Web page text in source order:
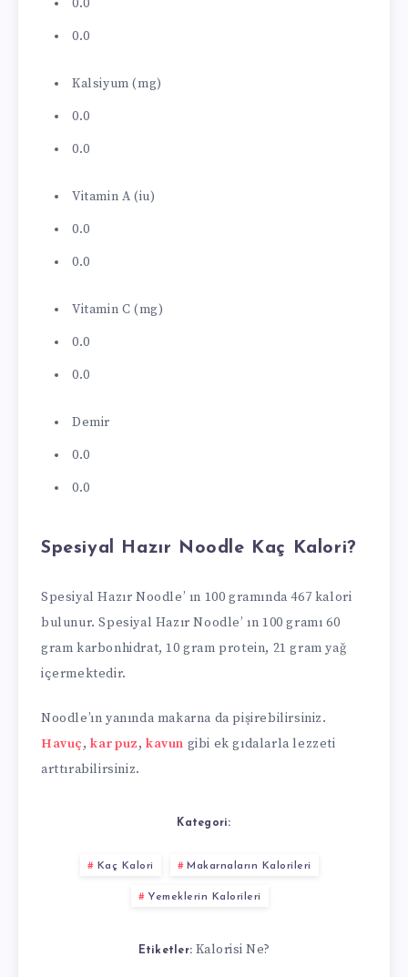
0.0
0.0
Kalsiyum (mg)
0.0
0.0
Vitamin A (iu)
0.0
0.0
Vitamin C (mg)
0.0
0.0
Demir
0.0
0.0
Spesiyal Hazır Noodle Kaç Kalori?
Spesiyal Hazır Noodle’ ın 100 gramında 467 kalori
bulunur. Spesiyal Hazır Noodle’ ın 100 gramı 60
gram karbonhidrat, 10 gram protein, 21 gram yağ
içermektedir.
Noodle’ın yanında makarna da pişirebilirsiniz.
Havuç,karpuz,kavun gibi ek gıdalarla lezzeti
arttırabilirsiniz.
Kategori:
Kaç Kalori Makarnaların Kalorileri
Yemeklerin Kalorileri
Etiketler: Kalorisi Ne?